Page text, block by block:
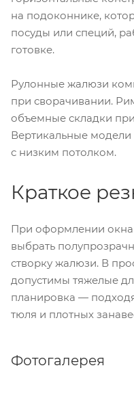
на подоконнике,
посуды или специй,
готовке.
Рулонные жалюзи
при сворачивании.
объемные складки
Вертикальные
с низким потолком.
Краткое
При оформлении
выбрать
створку жалюзи. В
допустимы тяжелые
планировка —
тюля и плотных
Фотогалерея